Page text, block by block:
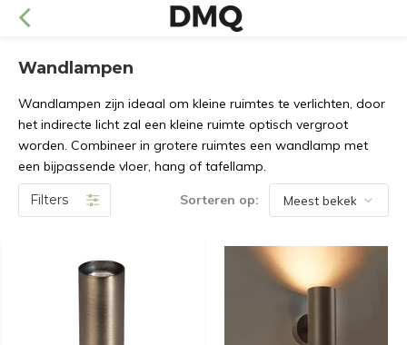
Wandlampen
Wandlampen zijn ideaal om kleine ruimtes te verlichten, door
het indirecte licht zal een kleine ruimte optisch vergroot
worden. Combineer in grotere ruimtes een wandlamp met
een bijpassende vloer, hang of tafellamp.
Filters Sorteren op: